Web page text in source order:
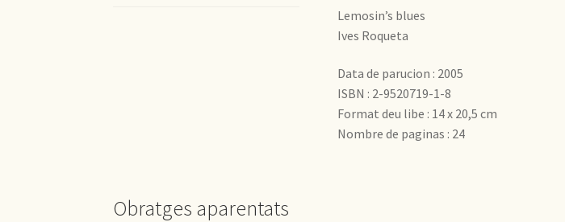
Lemosin’s blues
Ives Roqueta
Data de parucion : 2005
ISBN : 2-9520719-1-8
Format deu libe : 14 x 20,5 cm
Nombre de paginas : 24
Obratges aparentats